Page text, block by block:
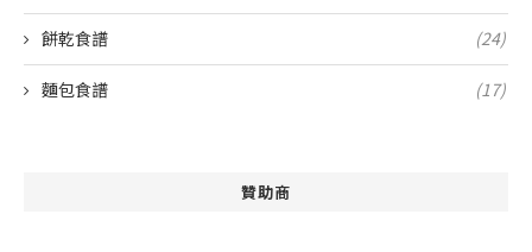
餅乾食譜 (24)
麵包食譜 (17)
贊助商